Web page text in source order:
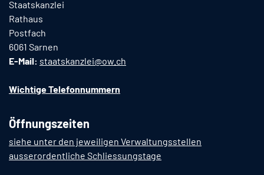
Staatskanzlei
Rathaus
Postfach
6061 Sarnen
E-Mail: staatskanzlei@ow.ch
Wichtige Telefonnummern
Öffnungszeiten
siehe unter den jeweiligen Verwaltungsstellen
ausserordentliche Schliessungstage